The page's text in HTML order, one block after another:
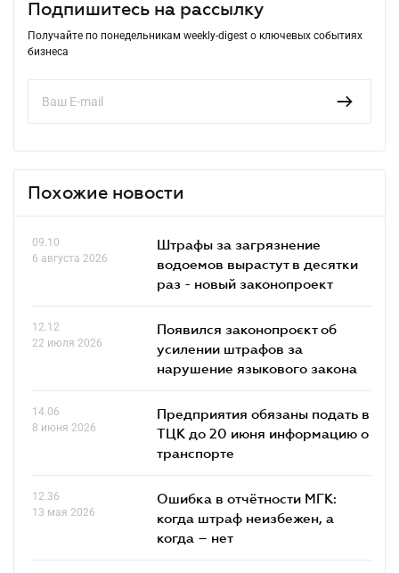
Подпишитесь на рассылку
Получайте по понедельникам weekly-digest о ключевых событиях
бизнеса
Похожие новости
09.10
6 августа 2026
Штрафы за загрязнение
водоемов вырастут в десятки
раз - новый законопроект
12.12
22 июля 2026
Появился законопроєкт об
усилении штрафов за
нарушение языкового закона
14.06
8 июня 2026
Предприятия обязаны подать в
ТЦК до 20 июня информацию о
транспорте
12.36
13 мая 2026
Ошибка в отчётности МГК:
когда штраф неизбежен, а
когда – нет